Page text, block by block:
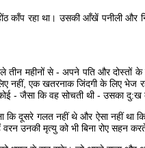
काँप रहा था। उसकी आँखें पनीली और
तीन महीनों से - अपने पति और दोस्तों
नहीं, एक खतरनाक जिंदगी के लिए भेज
- जैसा कि वह सोचती थी - उसका दु:ख
कि दूसरे गलत नहीं थे और ऐसा नहीं था
उनकी मृत्यु को भी बिना रोए सहन